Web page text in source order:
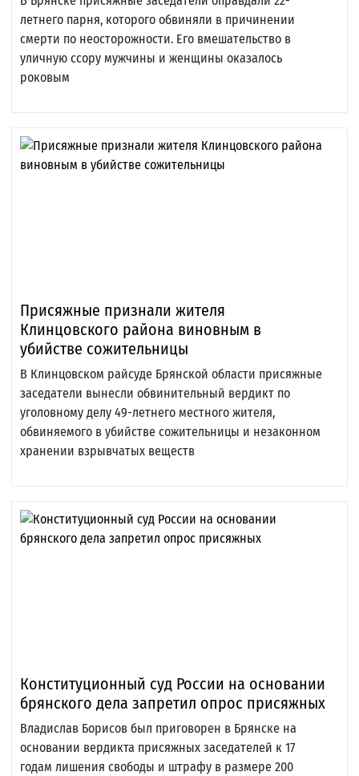
летнего парня, которого обвиняли в причинении
смерти по неосторожности. Его вмешательство в
уличную ссору мужчины и женщины оказалось
роковым
Присяжные признали жителя
Клинцовского района виновным в
убийстве сожительницы
В Клинцовском райсуде Брянской области присяжные
заседатели вынесли обвинительный вердикт по
уголовному делу 49-летнего местного жителя,
обвиняемого в убийстве сожительницы и незаконном
хранении взрывчатых веществ
Конституционный суд России на основании
брянского дела запретил опрос присяжных
Владислав Борисов был приговорен в Брянске на
основании вердикта присяжных заседателей к 17
годам лишения свободы и штрафу в размере 200